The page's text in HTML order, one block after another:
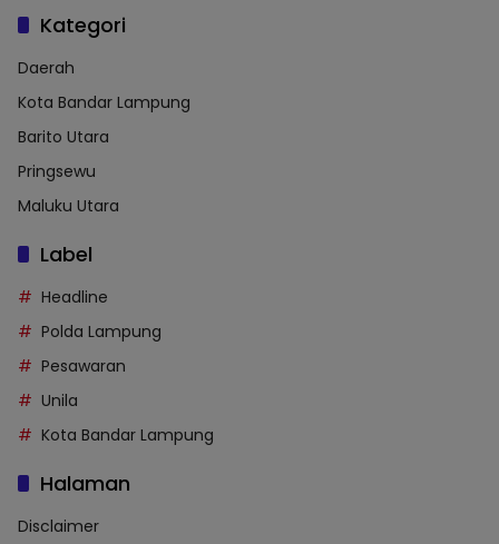
Kategori
Daerah
Kota Bandar Lampung
Barito Utara
Pringsewu
Maluku Utara
Label
Headline
Polda Lampung
Pesawaran
Unila
Kota Bandar Lampung
Halaman
Disclaimer